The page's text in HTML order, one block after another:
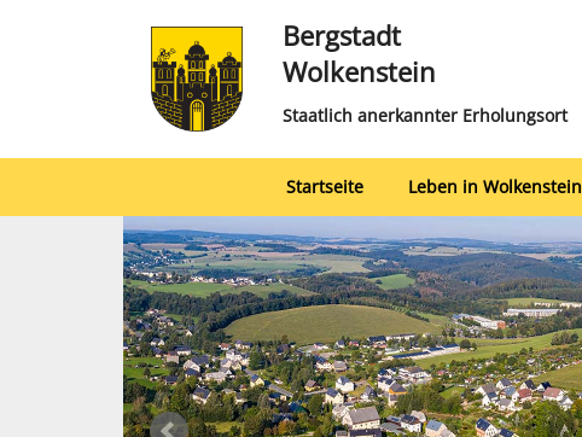
Bergstadt
Wolkenstein
Staatlich anerkannter Erholungsort
Startseite Leben in Wolkenstein